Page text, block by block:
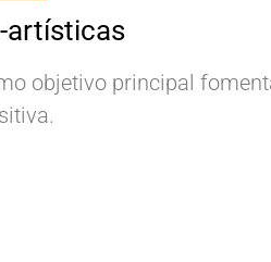
artísticas
objetivo principal